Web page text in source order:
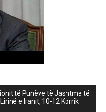
të Punëve të Jashtme të
e Iranit, 10-12 Korrik